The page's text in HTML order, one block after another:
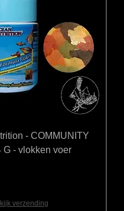
- COMMUNITY
G - vlokken voer
verzending